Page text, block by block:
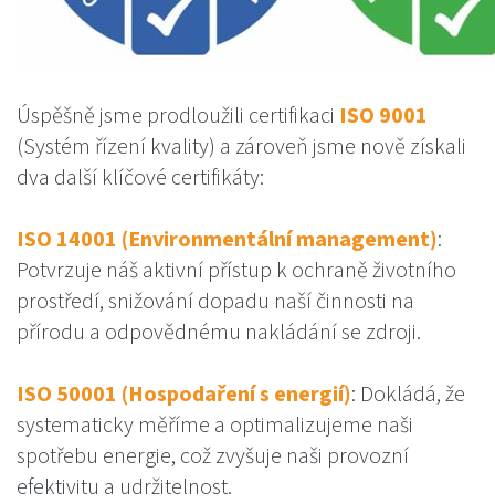
Úspěšně jsme prodloužili certifikaci ISO 9001
(Systém řízení kvality) a zároveň jsme nově získali
dva další klíčové certifikáty:
ISO 14001 (Environmentální management):
Potvrzuje náš aktivní přístup k ochraně životního
prostředí, snižování dopadu naší činnosti na
přírodu a odpovědnému nakládání se zdroji.
ISO 50001 (Hospodaření s energií): Dokládá, že
systematicky měříme a optimalizujeme naši
spotřebu energie, což zvyšuje naši provozní
efektivitu a udržitelnost.